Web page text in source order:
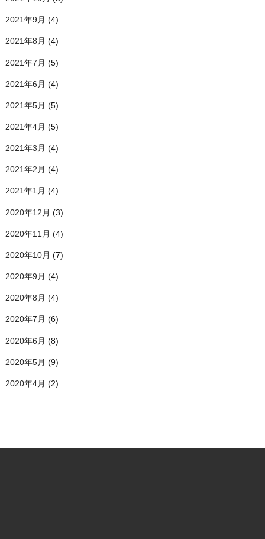
2021年9月 (4)
2021年8月 (4)
2021年7月 (5)
2021年6月 (4)
2021年5月 (5)
2021年4月 (5)
2021年3月 (4)
2021年2月 (4)
2021年1月 (4)
2020年12月 (3)
2020年11月 (4)
2020年10月 (7)
2020年9月 (4)
2020年8月 (4)
2020年7月 (6)
2020年6月 (8)
2020年5月 (9)
2020年4月 (2)